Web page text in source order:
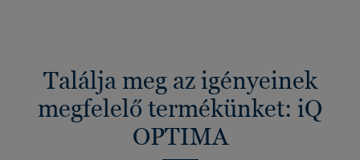
Találja meg az igényeinek
megfelelő termékünket: iQ
OPTIMA